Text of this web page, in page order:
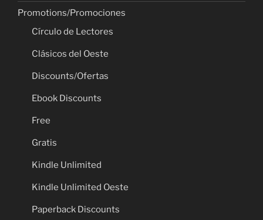
Promotions/Promociones
Círculo de Lectores
Clásicos del Oeste
Discounts/Ofertas
Ebook Discounts
Free
Gratis
Kindle Unlimited
Kindle Unlimited Oeste
Paperback Discounts